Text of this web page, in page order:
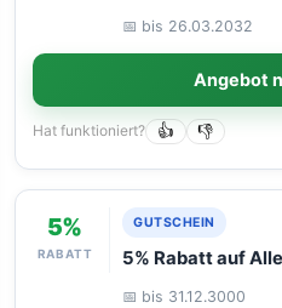
📅 bis 26.03.2032
Angebot
Hat funktioniert? 👍 👎
5%
RABATT
GUTSCHEIN
5% Rabatt auf
📅 bis 31.12.3000